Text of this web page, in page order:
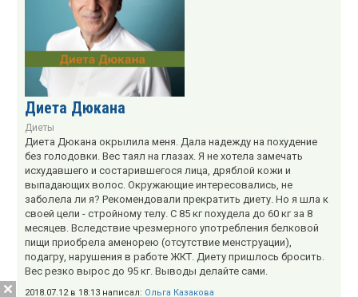
Диета Дюкана
Диеты
Диета Дюкана окрылила меня. Дала надежду на похудение
без голодовки. Вес таял на глазах. Я не хотела замечать
исхудавшего и состарившегося лица, дряблой кожи и
выпадающих волос. Окружающие интересовались, не
заболела ли я? Рекомендовали прекратить диету. Но я шла к
своей цели - стройному телу. С 85 кг похудела до 60 кг за 8
месяцев. Вследствие чрезмерного употребления белковой
пищи приобрела аменорею (отсутствие менструации),
подагру, нарушения в работе ЖКТ. Диету пришлось бросить.
Вес резко вырос до 95 кг. Выводы делайте сами.
2018.07.12 в 18:13 написал: Ольга Казакова